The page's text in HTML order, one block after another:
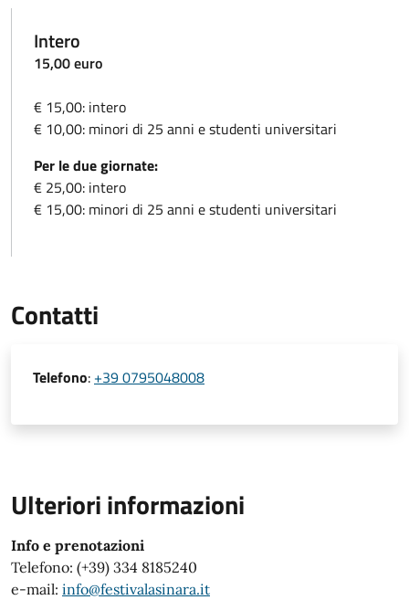
Intero
15,00 euro
€ 15,00: intero
€ 10,00: minori di 25 anni e studenti universitari
Per le due giornate:
€ 25,00: intero
€ 15,00: minori di 25 anni e studenti universitari
Contatti
Telefono: +39 0795048008
Ulteriori informazioni
Info e prenotazioni
Telefono: (+39) 334 8185240
e-mail: info@festivalasinara.it